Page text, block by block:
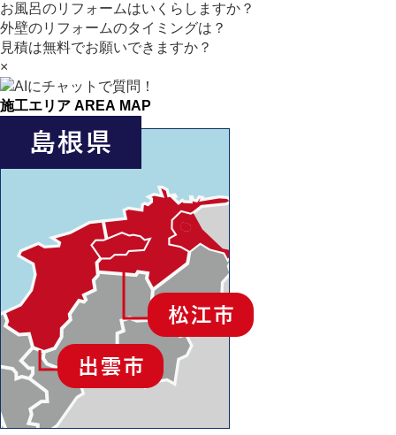
お風呂のリフォームはいくらしますか？
外壁のリフォームのタイミングは？
見積は無料でお願いできますか？
×
施工エリア AREA MAP